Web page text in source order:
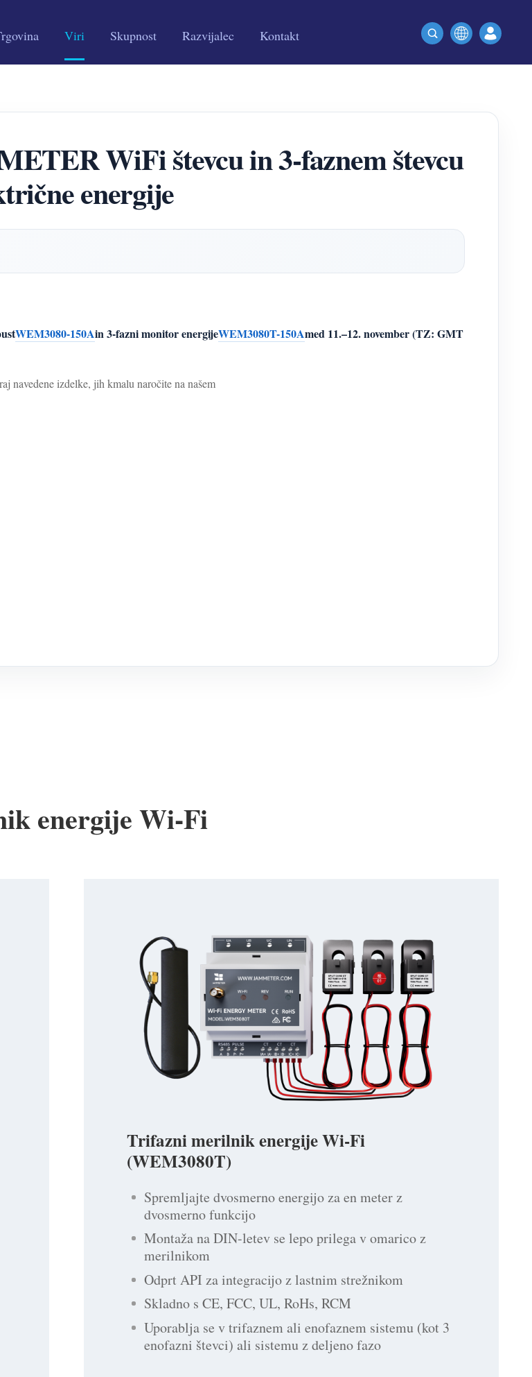
Viri Skupnost Razvijalec Kontakt
WiFi števcu in 3-faznem števcu
energije
WEM3080-150Ain 3-fazni monitor energijeWEM3080T-150Amed 11.–12. november (TZ: GMT
navedene izdelke, jih kmalu naročite na našem
energije Wi-Fi
Trifazni merilnik energije Wi-Fi
(WEM3080T)
Spremljajte dvosmerno energijo za en meter z
dvosmerno funkcijo
Montaža na DIN-letev se lepo prilega v omarico z
merilnikom
Odprt API za integracijo z lastnim strežnikom
Skladno s CE, FCC, UL, RoHs, RCM
Uporablja se v trifaznem ali enofaznem sistemu (kot 3
enofazni števci) ali sistemu z deljeno fazo